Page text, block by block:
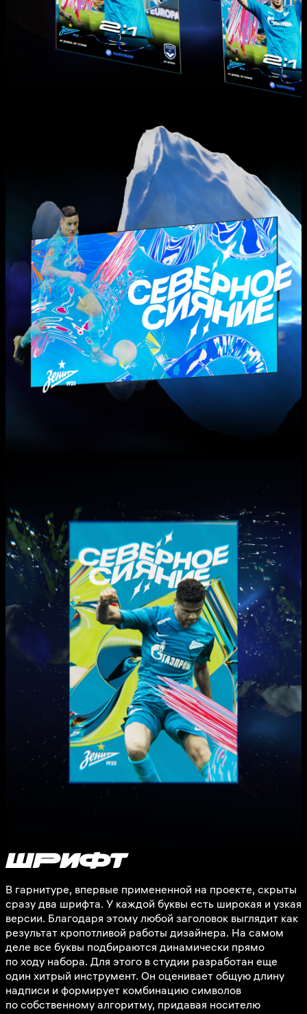
шРиФт
В гарнитуре, впервые примененной на проекте, скрыты
сразу два шрифта. У каждой буквы есть широкая и узкая
версии. Благодаря этому любой заголовок выглядит как
результат кропотливой работы дизайнера. На самом
деле все буквы подбираются динамически прямо
по ходу набора. Для этого в студии разработан еще
один хитрый инструмент. Он оценивает общую длину
надписи и формирует комбинацию символов
по собственному алгоритму, придавая носителю